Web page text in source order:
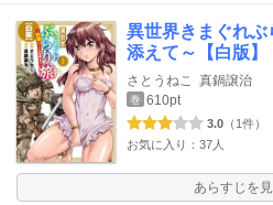
異世界きまぐれぶ
添えて～【白版】
さとうねこ 真鍋譲治
巻 610pt
3.0 （1件）
お気に入り：37人
あらすじを